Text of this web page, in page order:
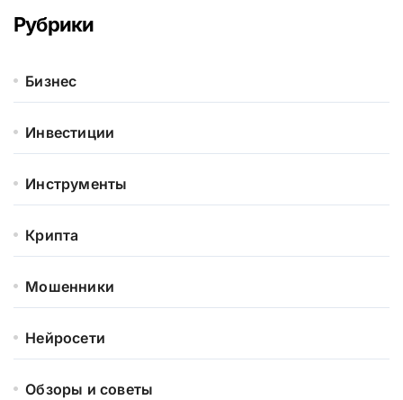
Рубрики
Бизнес
Инвестиции
Инструменты
Крипта
Мошенники
Нейросети
Обзоры и советы